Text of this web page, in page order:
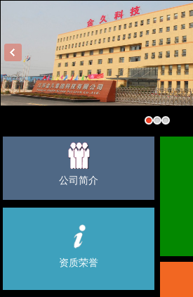
公司简介
资质荣誉